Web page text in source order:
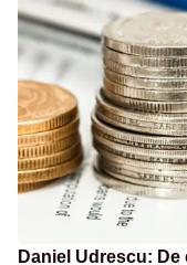
Daniel Udrescu: